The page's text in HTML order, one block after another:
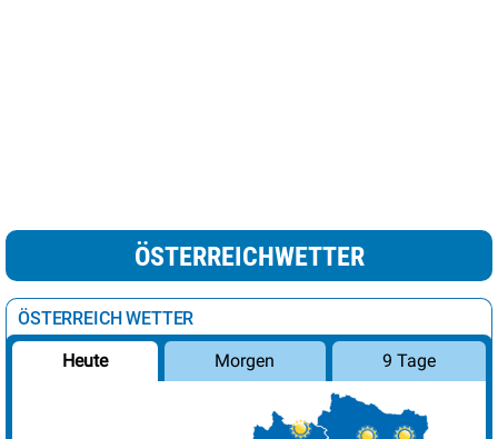
ÖSTERREICHWETTER
ÖSTERREICH WETTER
Heute Morgen 9 Tage